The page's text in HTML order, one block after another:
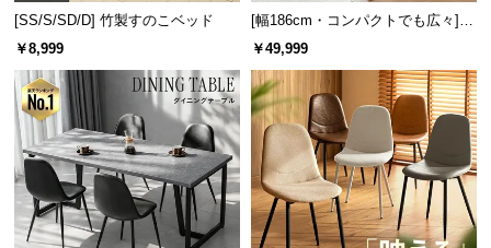
傷防止フェルトで床を守る
脚部裏面に貼れるフェルトが付属。
[SS/S/SD/D] 竹製すのこベッド
￥8,999
[幅186cm・コンパクトでも広々] 3
人掛けソファベッド リクライニン
グ 天然木フレーム 北欧
￥49,999